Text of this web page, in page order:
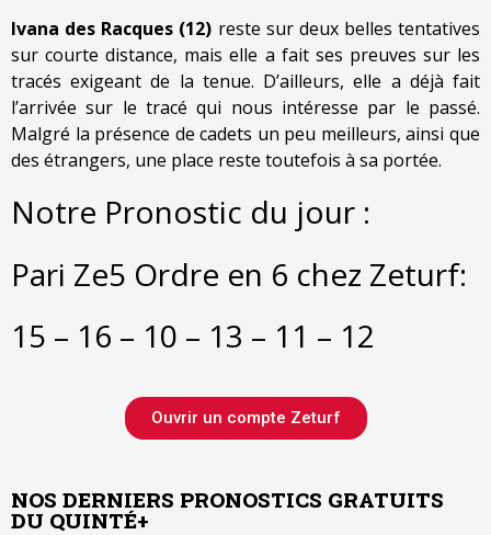
Ivana des Racques (12) reste sur deux belles tentatives
sur courte distance, mais elle a fait ses preuves sur les
tracés exigeant de la tenue. D’ailleurs, elle a déjà fait
l’arrivée sur le tracé qui nous intéresse par le passé.
Malgré la présence de cadets un peu meilleurs, ainsi que
des étrangers, une place reste toutefois à sa portée.
Notre Pronostic du jour :
Pari Ze5 Ordre en 6 chez Zeturf:
15 – 16 – 10 – 13 – 11 – 12
Ouvrir un compte Zeturf
NOS DERNIERS PRONOSTICS GRATUITS
DU QUINTÉ+